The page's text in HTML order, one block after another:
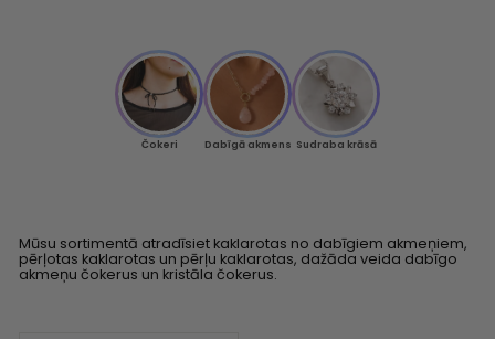
Čokeri Dabīgā akmens Sudraba krāsā
Mūsu sortimentā atradīsiet kaklarotas no dabīgiem akmeņiem,
pērļotas kaklarotas un pērļu kaklarotas, dažāda veida dabīgo
akmeņu čokerus un kristāla čokerus.